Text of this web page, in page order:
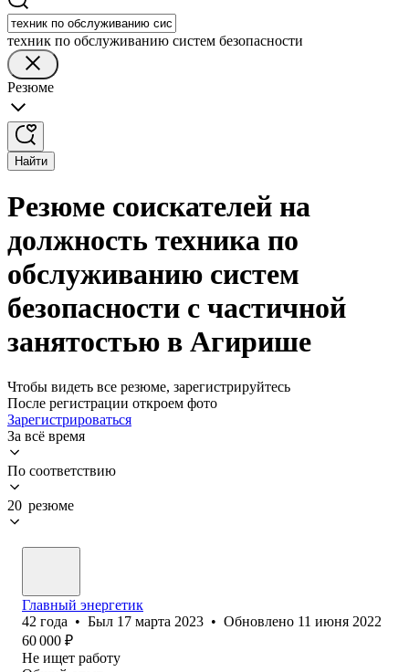
техник по обслуживанию систем безопасности
Резюме
Найти
Резюме соискателей на
должность техника по
обслуживанию систем
безопасности с частичной
занятостью в Агирише
Чтобы видеть все резюме, зарегистрируйтесь
После регистрации откроем фото
Зарегистрироваться
За всё время
По соответствию
20 резюме
Главный энергетик
42 года • Был 17 марта 2023 • Обновлено 11 июня 2022
60 000 ₽
Не ищет работу